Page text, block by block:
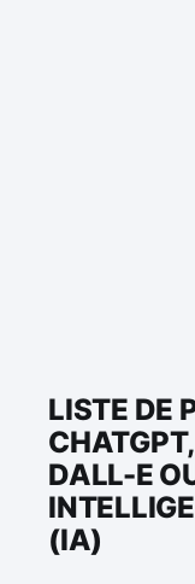
LISTE DE
DALL-E
(IA)